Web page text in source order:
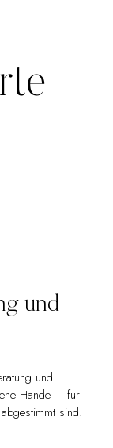
und
und
Hände – für
sind.